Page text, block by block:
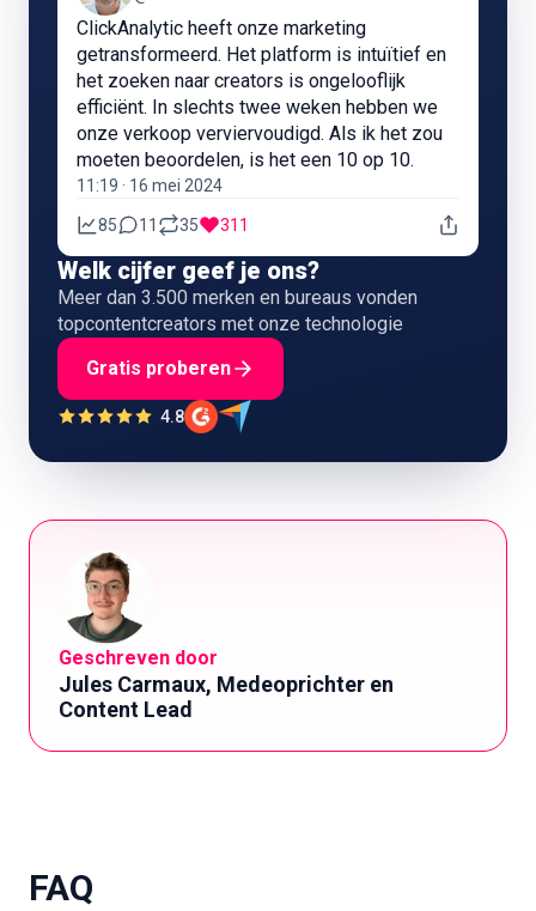
ClickAnalytic heeft onze marketing
getransformeerd. Het platform is intuïtief en
het zoeken naar creators is ongelooflijk
efficiënt. In slechts twee weken hebben we
onze verkoop verviervoudigd. Als ik het zou
moeten beoordelen, is het een 10 op 10.
11:19 · 16 mei 2024
85 11 35 311
Welk cijfer geef je ons?
Meer dan 3.500 merken en bureaus vonden
topcontentcreators met onze technologie
Gratis proberen
4.8
Geschreven door
Jules Carmaux, Medeoprichter en
Content Lead
FAQ